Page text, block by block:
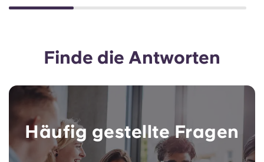
Finde die Antworten
Häufig gestellte Fragen